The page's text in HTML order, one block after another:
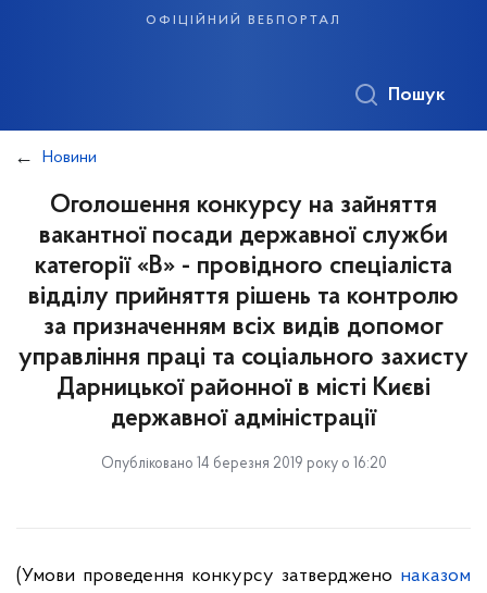
офіційний вебпортал
Пошук
Новини
Оголошення конкурсу на зайняття
вакантної посади державної служби
категорії «В» - провідного спеціаліста
відділу прийняття рішень та контролю
за призначенням всіх видів допомог
управління праці та соціального захисту
Дарницької районної в місті Києві
державної адміністрації
Опубліковано 14 березня 2019 року о 16:20
(Умови проведення конкурсу затверджено наказом